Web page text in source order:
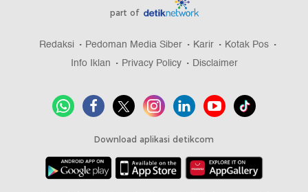
part of
Redaksi Pedoman Media Siber Karir
Kotak Pos
Info Iklan
Privacy Policy Disclaimer
Download aplikasi detikcom